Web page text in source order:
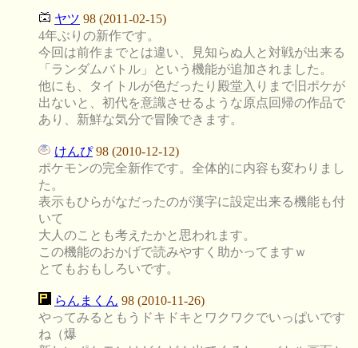
ヤツ 98 (2011-02-15)
4年ぶりの新作です。
今回は前作までとは違い、見知らぬ人と対戦が出来る
「ランダムバトル」という機能が追加されました。
他にも、タイトルが色だったり殿堂入りまで旧ポケが
出ないと、初代を意識させるような原点回帰の作品で
あり、新鮮な気分で冒険できます。
けんぴ98 (2010-12-12)
ポケモンの完全新作です。全体的に内容も変わりまし
た。
表示もひらがなだったのが漢字に設定出来る機能も付
いて
大人のことも考えたかと思われます。
この機能のおかげで読みやすく助かってますｗ
とてもおもしろいです。
らんまくん 98 (2010-11-26)
やってみるともうドキドキとワクワクでいっぱいです
ね（爆